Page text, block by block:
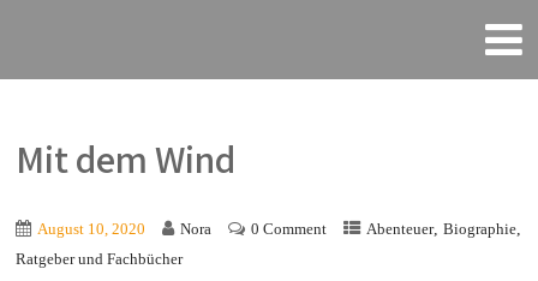
Mit dem Wind
August 10, 2020 Nora 0 Comment Abenteuer,Biographie
Ratgeber und Fachbücher